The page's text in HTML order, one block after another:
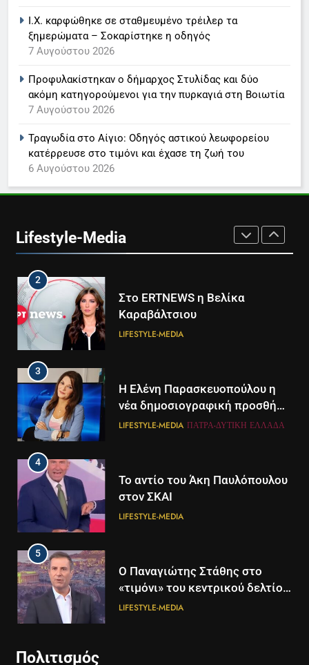
Ι.Χ. καρφώθηκε σε σταθμευμένο τρέιλερ τα
ξημερώματα – Σοκαρίστηκε η οδηγός
7 Αυγούστου 2026
Προφυλακίστηκαν ο δήμαρχος Στυλίδας και δύο
ακόμη κατηγορούμενοι για την πυρκαγιά στη Βοιωτία
7 Αυγούστου 2026
Τραγωδία στο Αίγιο: Οδηγός αστικού λεωφορείου
κατέρρευσε στο τιμόνι και έχασε τη ζωή του
6 Αυγούστου 2026
Lifestyle-Media
Τέλος από τον ΑΝΤ1 ο
Παναγιώτης Στάθης
8
Times μαζί σε μια νέα
συνδρομητική πρόταση
LIFESTYLE-MEDIA
1
LIFESTYLE-MEDIA
2
Στο ERTNEWS η Βελίκα
Καραβάλτσιου
LIFESTYLE-MEDIA
3
Η Ελένη Παρασκευοπούλου η
νέα δημοσιογραφική προσθήκη
του ΣΚΑΪ στην Πάτρα
LIFESTYLE-MEDIA ΠΆΤΡΑ-ΔΥΤΙΚΉ ΕΛΛΆΔΑ
4
Το αντίο του Άκη Παυλόπουλου
στον ΣΚΑΙ
LIFESTYLE-MEDIA
5
Ο Παναγιώτης Στάθης στο
«τιμόνι» του κεντρικού δελτίου
ειδήσεων της ΕΡΤ
LIFESTYLE-MEDIA
Πολιτισμός
5
Διάστημα: Εντοπίστηκαν για
πρώτη φορά ενδείξεις για τον
άνεμο που εκπέμπει η μαύρη
ΔΙΕΘΝΉ ΕΠΙΣΤΉΜΗ